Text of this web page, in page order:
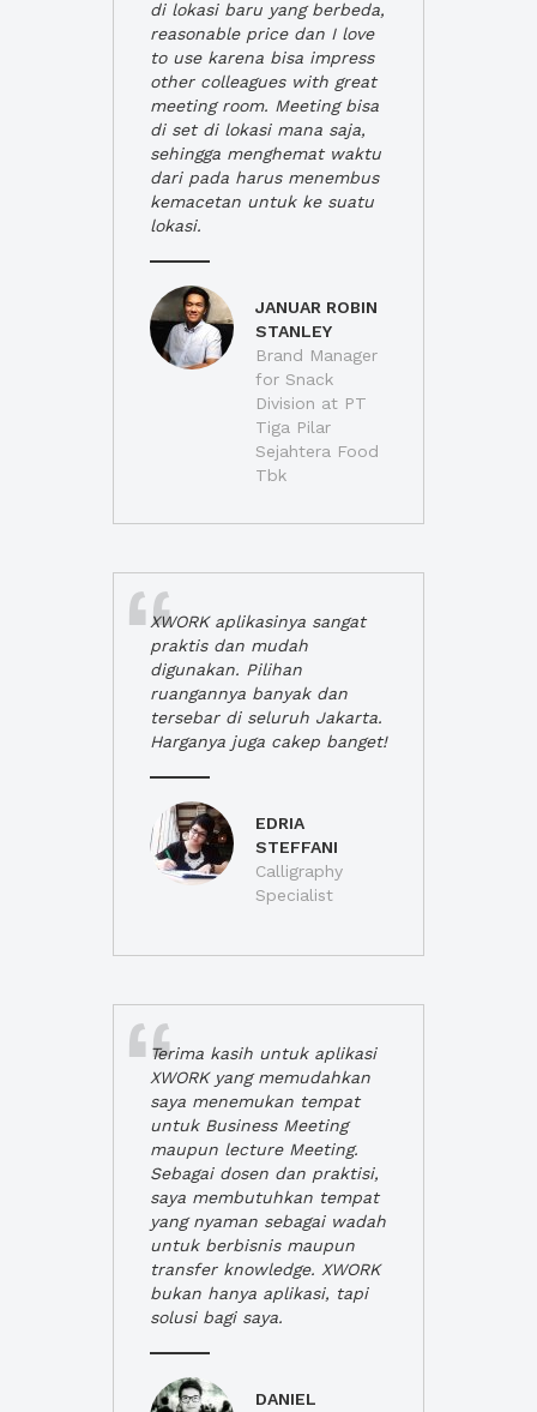
di lokasi baru yang berbeda,
reasonable price dan I love
to use karena bisa impress
other colleagues with great
meeting room. Meeting bisa
di set di lokasi mana saja,
sehingga menghemat waktu
dari pada harus menembus
kemacetan untuk ke suatu
lokasi.
JANUAR ROBIN
STANLEY
Brand Manager
for Snack
Division at PT
Tiga Pilar
Sejahtera Food
Tbk
XWORK aplikasinya sangat
praktis dan mudah
digunakan. Pilihan
ruangannya banyak dan
tersebar di seluruh Jakarta.
Harganya juga cakep banget!
EDRIA
STEFFANI
Calligraphy
Specialist
Terima kasih untuk aplikasi
XWORK yang memudahkan
saya menemukan tempat
untuk Business Meeting
maupun lecture Meeting.
Sebagai dosen dan praktisi,
saya membutuhkan tempat
yang nyaman sebagai wadah
untuk berbisnis maupun
transfer knowledge. XWORK
bukan hanya aplikasi, tapi
solusi bagi saya.
DANIEL